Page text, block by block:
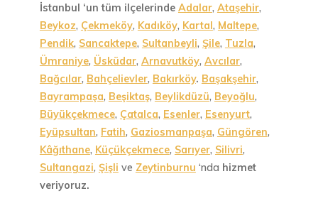
İstanbul ‘un tüm ilçelerinde Adalar,Ataşehir,
Beykoz, Çekmeköy, Kadıköy, Kartal, Maltepe,
Pendik, Sancaktepe, Sultanbeyli,Şile, Tuzla,
Ümraniye, Üsküdar,Arnavutköy,Avcılar,
Bağcılar, Bahçelievler, Bakırköy. Başakşehir,
Bayrampaşa, Beşiktaş, Beylikdüzü, Beyoğlu,
Büyükçekmece, Çatalca, Esenler, Esenyurt,
Eyüpsultan, Fatih, Gaziosmanpaşa, Güngören,
Kâğıthane, Küçükçekmece, Sarıyer, Silivri,
Sultangazi,Şişli ve Zeytinburnu ‘nda hizmet
veriyoruz.